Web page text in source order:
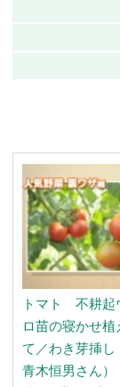
トマト 不耕起
ロ苗の寝かせ植
て／わき芽挿し
青木恒男さん）